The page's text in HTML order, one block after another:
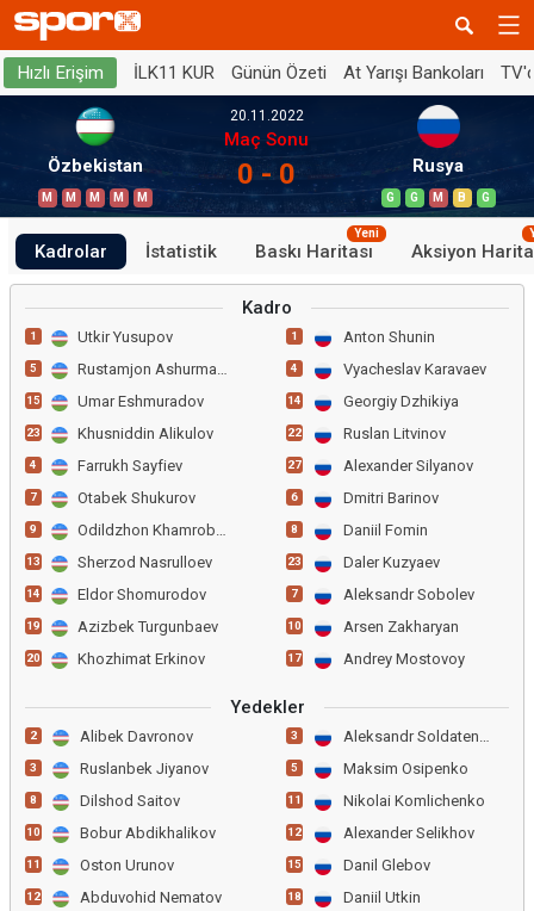
Hızlı Erişim İLK11 KUR Günün Özeti At Yarışı Bankoları
Özbekistan
M M M M M
20.11.2022
Maç Sonu
0 - 0 Rusya
G G M B G
Kadrolar İstatistik Baskı Haritası
Yeni
Aksiyon
Kadro
1 Utkir Yusupov
5 Rustamjon Ashurmatov
15 Umar Eshmuradov
23 Khusniddin Alikulov
4 Farrukh Sayfiev
7 Otabek Shukurov
9 Odildzhon Khamrobekov
13 Sherzod Nasrulloev
14 Eldor Shomurodov
19 Azizbek Turgunbaev
20 Khozhimat Erkinov
1 Anton Shunin
4 Vyacheslav Karavaev
14 Georgiy Dzhikiya
22 Ruslan Litvinov
27 Alexander Silyanov
6 Dmitri Barinov
8 Daniil Fomin
23 Daler Kuzyaev
7 Aleksandr Sobolev
10 Arsen Zakharyan
17 Andrey Mostovoy
Yedekler
2 Alibek Davronov
3 Ruslanbek Jiyanov
8 Dilshod Saitov
10 Bobur Abdikhalikov
11 Oston Urunov
12 Abduvohid Nematov
3 Aleksandr Soldatenkov
5 Maksim Osipenko
11 Nikolai Komlichenko
12 Alexander Selikhov
15 Danil Glebov
18 Daniil Utkin